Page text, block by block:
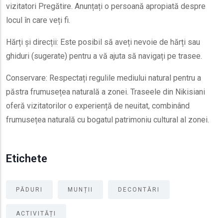
vizitatori Pregătire. Anunțați o persoană apropiată despre
locul în care veți fi.
Hărți și direcții: Este posibil să aveți nevoie de hărți sau
ghiduri (sugerate) pentru a vă ajuta să navigați pe trasee.
Conservare: Respectați regulile mediului natural pentru a
păstra frumusețea naturală a zonei. Traseele din Nikisiani
oferă vizitatorilor o experiență de neuitat, combinând
frumusețea naturală cu bogatul patrimoniu cultural al zonei.
Etichete
PĂDURI MUNȚII DECONTĂRI
ACTIVITĂȚI